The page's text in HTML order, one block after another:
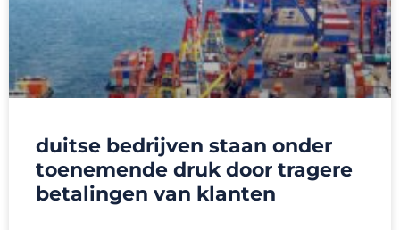
duitse bedrijven staan onder
toenemende druk door tragere
betalingen van klanten